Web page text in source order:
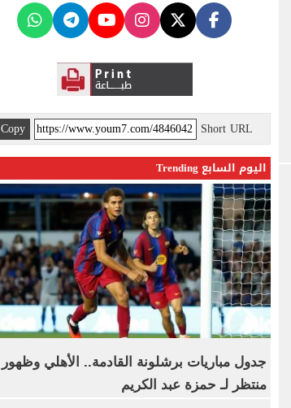
Short URL
Copy
اليوم السابع Trending
جدول مباريات برشلونة القادمة.. الأهلي وظهور
منتظر لـ حمزة عبد الكريم